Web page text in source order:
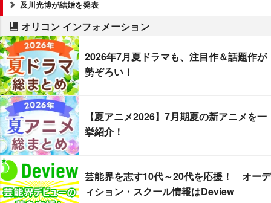
及川光博が結婚を発表
オリコン インフォメーション
2026年7月夏ドラマも、注目作＆話題作が
勢ぞろい！
【夏アニメ2026】7月期夏の新アニメを一
挙紹介！
芸能界を志す10代～20代を応援！ オーデ
ィション・スクール情報はDeview